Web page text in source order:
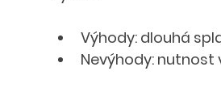
Výhody: dlouhá
Nevýhody: nutnost